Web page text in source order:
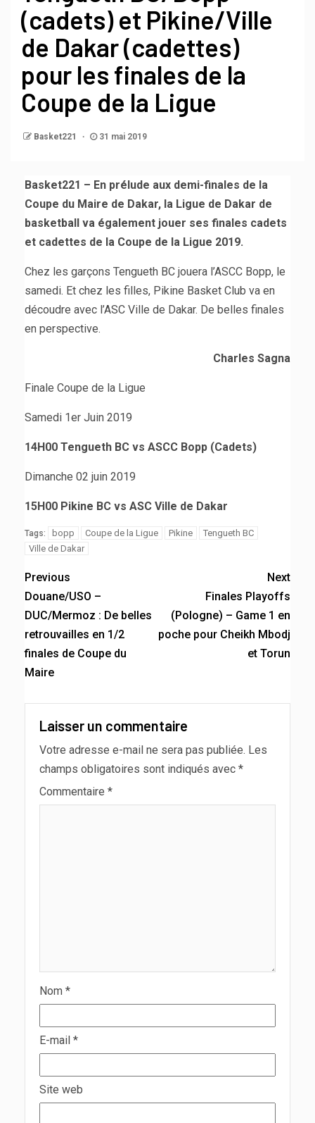
(cadets) et Pikine/Ville
de Dakar (cadettes)
pour les finales de la
Coupe de la Ligue
Basket221 31 mai 2019
Basket221 – En prélude aux demi-finales de la
Coupe du Maire de Dakar, la Ligue de Dakar de
basketball va également jouer ses finales cadets
et cadettes de la Coupe de la Ligue 2019.
Chez les garçons Tengueth BC jouera l’ASCC Bopp, le
samedi. Et chez les filles, Pikine Basket Club va en
découdre avec l’ASC Ville de Dakar. De belles finales
en perspective.
Charles Sagna
Finale Coupe de la Ligue
Samedi 1er Juin 2019
14H00 Tengueth BC vs ASCC Bopp (Cadets)
Dimanche 02 juin 2019
15H00 Pikine BC vs ASC Ville de Dakar
Tags: bopp Coupe de la Ligue Pikine
Tengueth BC
Ville de Dakar
Previous
Douane/USO –
DUC/Mermoz : De belles
retrouvailles en 1/2
finales de Coupe du
Maire
Next
Finales Playoffs
(Pologne) – Game 1 en
poche pour Cheikh Mbodj
et Torun
Laisser un commentaire
Votre adresse e-mail ne sera pas publiée. Les
champs obligatoires sont indiqués avec *
Commentaire *
Nom *
E-mail *
Site web